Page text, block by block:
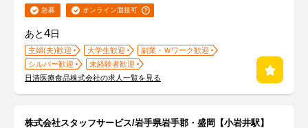
急募 オンライン面接可
あと4日
主婦(夫)歓迎 大学生歓迎
副業・Ｗワーク歓迎
シルバー歓迎
未経験者歓迎
日清医療食品株式会社の求人一覧を見る
株式会社スタッフサービス/岩手県岩手郡・盛岡【小岩井駅】